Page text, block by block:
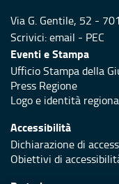
Via G. Gentile, 52 -
Scrivici:email - PEC
Eventi e Stampa
Ufficio Stampa della
Press Regione
Logo e identità
Accessibilità
Dichiarazione di
Obiettivi di